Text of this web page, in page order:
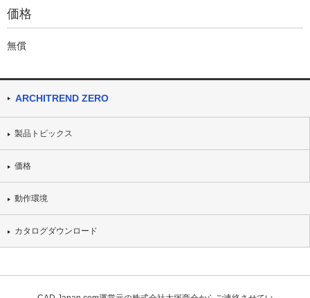
価格
無償
ARCHITREND ZERO
製品トピックス
価格
動作環境
カタログダウンロード